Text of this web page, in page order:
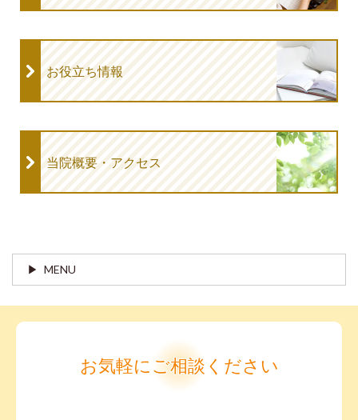
お役立ち情報
当院概要・アクセス
MENU
お気軽にご相談ください